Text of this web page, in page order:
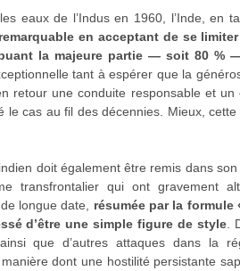
eaux de l’Indus en 1960, l’Inde, en
en acceptant de se
la majeure partie — soit 80 %
tant à espérer que la
retour une conduite responsable et un
le cas au fil des décennies. Mieux, cette
doit également être remis dans
transfrontalier qui ont gravement
longue date, résumée par la formule
d’être une simple figure de style.
que d’autres attaques dans la
dont une hostilité persistante